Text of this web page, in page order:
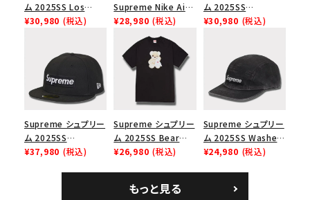
ム 2025SS Los
Angeles Fire Relief
スロゴTシャツ ホワ
イト 白
¥30,980 (税込)
Supreme Nike Air
Force 1 Low シュプ
リーム ナイキエアフォ
ース１スニーカー シ
ューズ ホワイト
¥28,980 (税込)
ム 2025SS
SpongeBob
ステリレーシングロン
グスリーブTシャツ
ホワイト 白
¥30,980 (税込)
Supreme シュプリー
ム 2025SS
Championship Box
¥37,980 (税込)
Supreme シュプリー
ム 2025SS Bear
Tee ベア Tシャツ ブ
¥26,980 (税込)
Supreme シュプリー
ム 2025SS Washed
Chino Twill Camp
ブラック 黒
¥24,980 (税込)
もっと見る